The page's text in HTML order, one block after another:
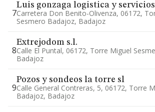
7
Luis gonzaga logistica y servicios
Carretera Don Benito-Olivenza, 06172,
Sesmero Badajoz, Badajoz
8
Extrejodom s.l.
Calle El Puntal, 06172, Torre Miguel
Badajoz
9
Pozos y sondeos la torre sl
Calle General Contreras, 5, 06172, Torre
Badajoz, Badajoz